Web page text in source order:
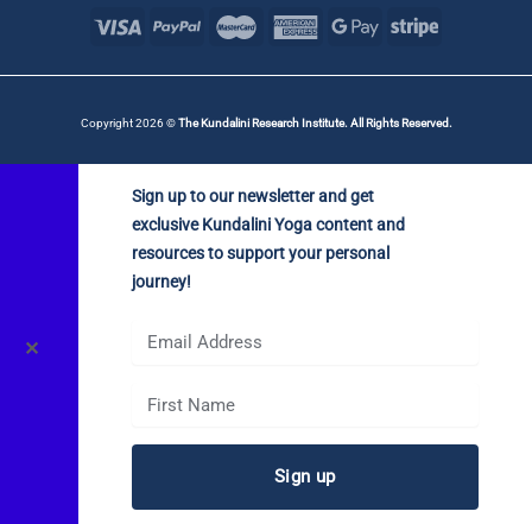
Copyright 2026 ©The Kundalini Research Institute. All Rights Reserved.
✕
Sign up to our newsletter and get
exclusive Kundalini Yoga content and
resources to support your personal
journey!
Sign up